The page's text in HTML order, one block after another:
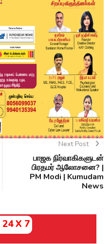
Next Post
பாஜக நிர்வாகிகளுடன்
பிரதமர் ஆலோசனை? |
PM Modi | Kumudam
News
24 X 7